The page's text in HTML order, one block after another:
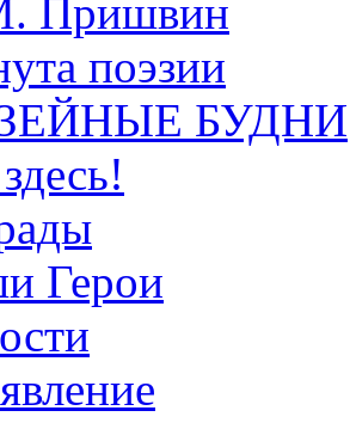
Пришвин
поэзии
БУДНИ
Герои